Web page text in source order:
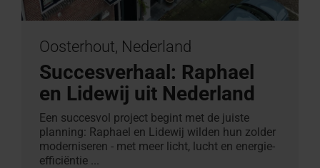
Oosterhout, Nederland
Succesverhaal: Raphael
en Lidewij uit Nederland
Een succesvol project begint met de juiste
planning: Raphael en Lidewij wilden hun zolder
moderniseren - met meer licht, lucht en energie-
efficiëntie ...